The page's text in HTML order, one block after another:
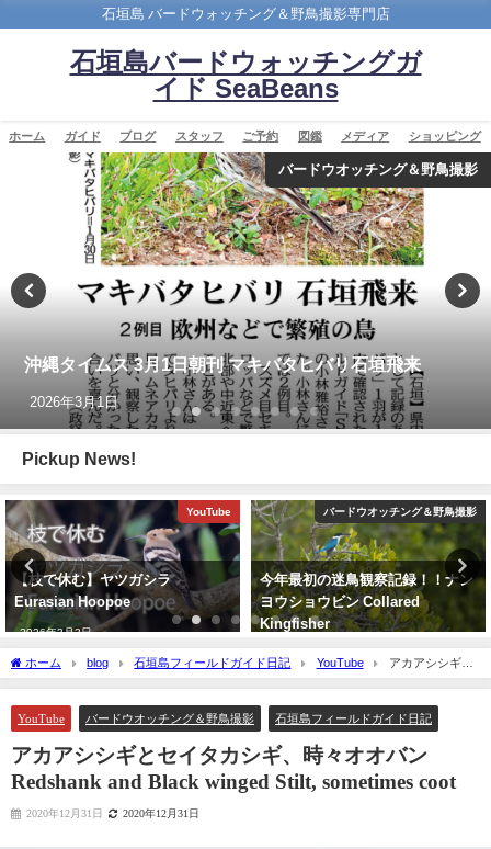
石垣島 バードウォッチング＆野鳥撮影専門店
石垣島バードウォッチングガ
イド SeaBeans
ホーム ガイド ブログ スタッフ ご予約 図鑑 メディア ショッピング
バードウオッチング＆野鳥撮影
沖縄タイムス 3月1日朝刊 マキバタヒバリ石垣飛来
2026年3月1日
Pickup News!
YouTube
【枝で休む】ヤツガシラ
Eurasian Hoopoe
2026年3月3日
バードウオッチング＆野鳥撮影
今年最初の迷鳥観察記録！！ナン
ヨウショウビン Collared
Kingfisher
ホーム blog 石垣島フィールドガイド日記 YouTube
アカアシシギと
セイタカシギ、時々オオバン Redshank and Black winged Stilt, sometimes coot
YouTube バードウオッチング＆野鳥撮影 石垣島フィールドガイド日記
アカアシシギとセイタカシギ、時々オオバン
Redshank and Black winged Stilt, sometimes coot
2020年12月31日 2020年12月31日